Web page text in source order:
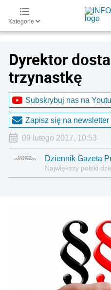
Kategorie
Dyrektor
trzynastkę
Subskrybuj nas na
Zapisz się na newsletter
09 lutego 2017, 10:53
Dziennik Gazeta
Największy polski